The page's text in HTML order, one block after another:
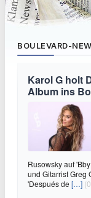
BOULEVARD-
Karol G holt
Album ins
Rusowsky auf
und Gitarrist Greg
'Después de […]